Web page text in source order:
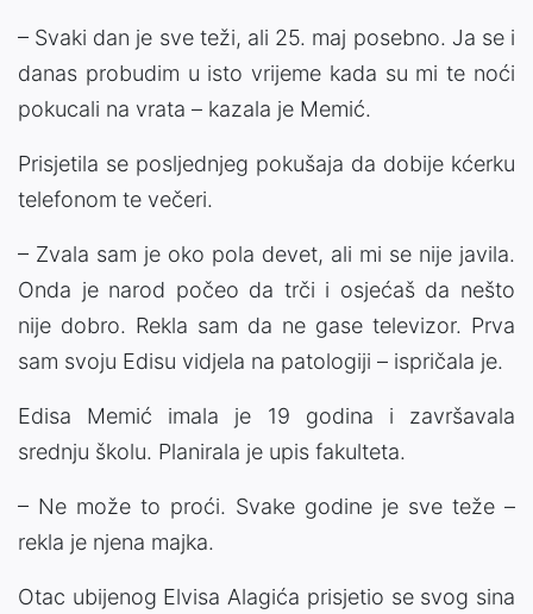
– Svaki dan je sve teži, ali 25. maj posebno. Ja se i
danas probudim u isto vrijeme kada su mi te noći
pokucali na vrata – kazala je Memić.
Prisjetila se posljednjeg pokušaja da dobije kćerku
telefonom te večeri.
– Zvala sam je oko pola devet, ali mi se nije javila.
Onda je narod počeo da trči i osjećaš da nešto
nije dobro. Rekla sam da ne gase televizor. Prva
sam svoju Edisu vidjela na patologiji – ispričala je.
Edisa Memić imala je 19 godina i završavala
srednju školu. Planirala je upis fakulteta.
– Ne može to proći. Svake godine je sve teže –
rekla je njena majka.
Otac ubijenog Elvisa Alagića prisjetio se svog sina